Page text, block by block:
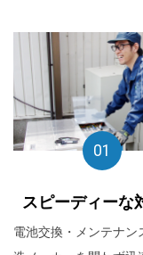
01
スピーディーな
電池交換・メンテナン